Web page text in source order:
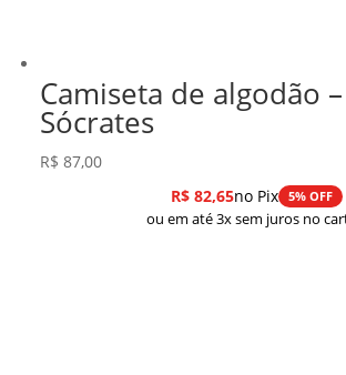
Camiseta de algodão
Sócrates
R$ 87,00
R$82,65no Pix 5% OFF
ou em até 3x sem juros no